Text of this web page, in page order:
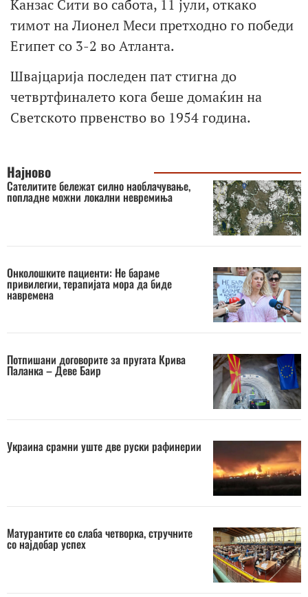
Канзас Сити во сабота, 11 јули, откако
тимот на Лионел Меси претходно го победи
Египет со 3-2 во Атланта.
Швајцарија последен пат стигна до
четвртфиналето кога беше домаќин на
Светското првенство во 1954 година.
Најново
Сателитите бележат силно наоблачување,
попладне можни локални невремиња
Онколошките пациенти: Не бараме
привилегии, терапијата мора да биде
навремена
Потпишани договорите за пругата Крива
Паланка – Деве Баир
Украина срамни уште две руски рафинерии
Матурантите со слаба четворка, стручните
со најдобар успех